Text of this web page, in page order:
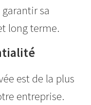
sa
long terme.
est de la plus
entreprise.